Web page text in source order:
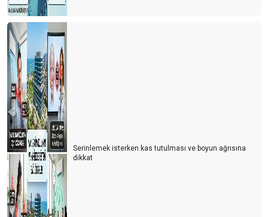
Serinlemek isterken kas tutulması ve boyun ağrısına
dikkat